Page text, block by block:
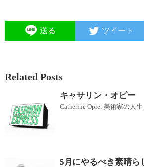
送る ツイート
Related Posts
キャサリン・オピー
Catherine Opie: 美術家の人
5月にやるべき素晴ら